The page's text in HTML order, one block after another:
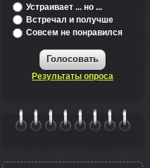
Устраивает ... но ...
Встречал и получше
Совсем не понравился
Голосовать
Результаты опроса